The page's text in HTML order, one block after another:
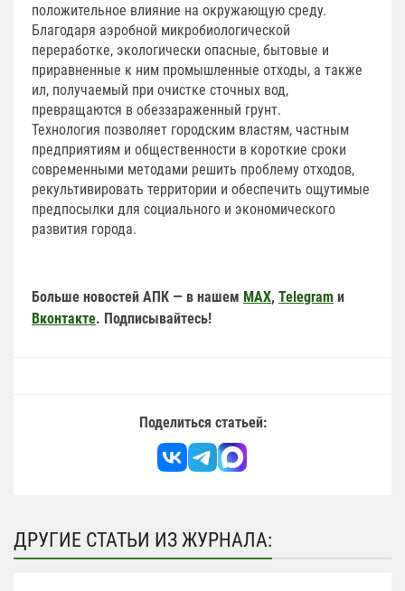
положительное влияние на окружающую среду.
Благодаря аэробной микробиологической
переработке, экологически опасные, бытовые и
приравненные к ним промышленные отходы, а также
ил, получаемый при очистке сточных вод,
превращаются в обеззараженный грунт.
Технология позволяет городским властям, частным
предприятиям и общественности в короткие сроки
современными методами решить проблему отходов,
рекультивировать территории и обеспечить ощутимые
предпосылки для социального и экономического
развития города.
Больше новостей АПК — в нашем MAX, Telegram и
Вконтакте. Подписывайтесь!
Поделиться статьей:
ДРУГИЕ СТАТЬИ ИЗ ЖУРНАЛА: